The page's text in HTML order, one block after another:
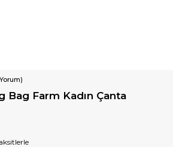
Bag Farm Kadın Çanta